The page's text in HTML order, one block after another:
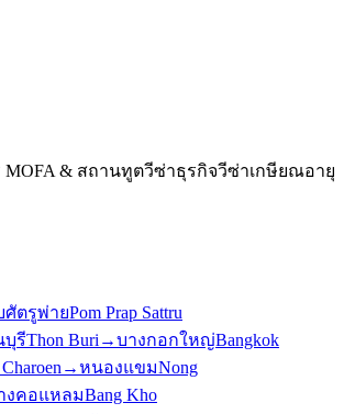
MOFA & สถานทูตวีซ่าธุรกิจวีซ่าเกษียณอายุ
ตรูพ่ายPom Prap Sattru
บุรีThon Buri →บางกอกใหญ่Bangkok
→หนองแขมNong
งคอแหลมBang Kho